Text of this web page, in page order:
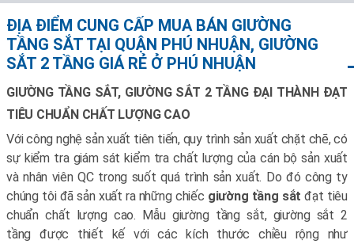
ĐỊA ĐIỂM CUNG CẤP MUA BÁN GIƯỜNG
TẦNG SẮT TẠI QUẬN PHÚ NHUẬN, GIƯỜNG
SẮT 2 TẦNG GIÁ RẺ Ở PHÚ NHUẬN
GIƯỜNG TẦNG SẮT, GIƯỜNG SẮT 2 TẦNG ĐẠI THÀNH ĐẠT
TIÊU CHUẨN CHẤT LƯỢNG CAO
Với công nghệ sản xuất tiên tiến, quy trình sản xuất chặt chẽ, có
sự kiểm tra giám sát kiểm tra chất lượng của cán bộ sản xuất
và nhân viên QC trong suốt quá trình sản xuất. Do đó công ty
chúng tôi đã sản xuất ra những chiếc giường tầng sắt đạt tiêu
chuẩn chất lượng cao. Mẫu giường tầng sắt, giường sắt 2
tầng được thiết kế với các kích thước chiều rộng như